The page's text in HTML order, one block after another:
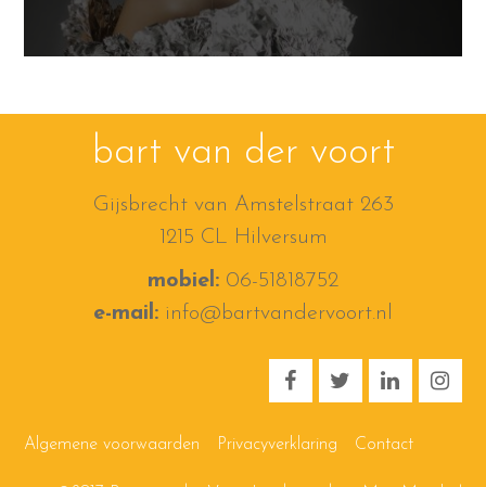
bart van der voort
Gijsbrecht van Amstelstraat 263
1215 CL Hilversum
mobiel: 06-51818752
e-mail: info@bartvandervoort.nl
Algemene voorwaarden Privacyverklaring Contact